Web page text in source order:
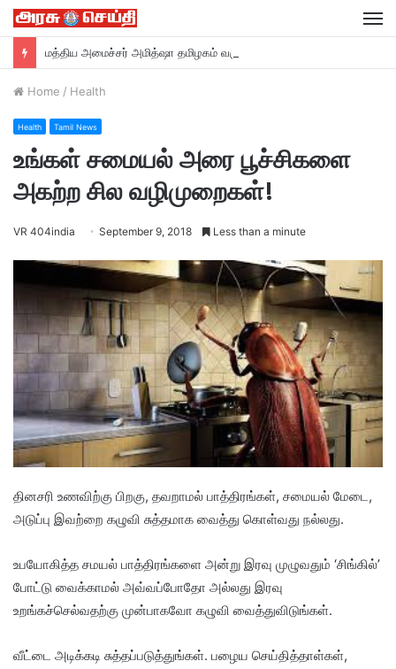
மத்திய அமைச்சர் அமித்ஷா தமிழகம் வருகை….
Home / Health
Health Tamil News
உங்கள் சமையல் அரை பூச்சிகளை
அகற்ற சில வழிமுறைகள்!
VR 404india September 9, 2018 Less than a minute
தினசரி உணவிற்கு பிறகு, தவறாமல் பாத்திரங்கள், சமையல் மேடை,
அடுப்பு இவற்றை கழுவி சுத்தமாக வைத்து கொள்வது நல்லது.
உபயோகித்த சமயல் பாத்திரங்களை அன்று இரவு முழுவதும் ‘சிங்கில்’
போட்டு வைக்காமல் அவ்வப்போதோ அல்லது இரவு
உறங்கச்செல்வதற்கு முன்பாகவோ கழுவி வைத்துவிடுங்கள்.
வீட்டை அடிக்கடி சுத்தப்படுத்துங்கள். பழைய செய்தித்தாள்கள்,